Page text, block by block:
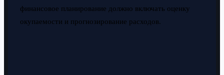
финансовое планирование должно включать оценку
окупаемости и прогнозирование расходов.